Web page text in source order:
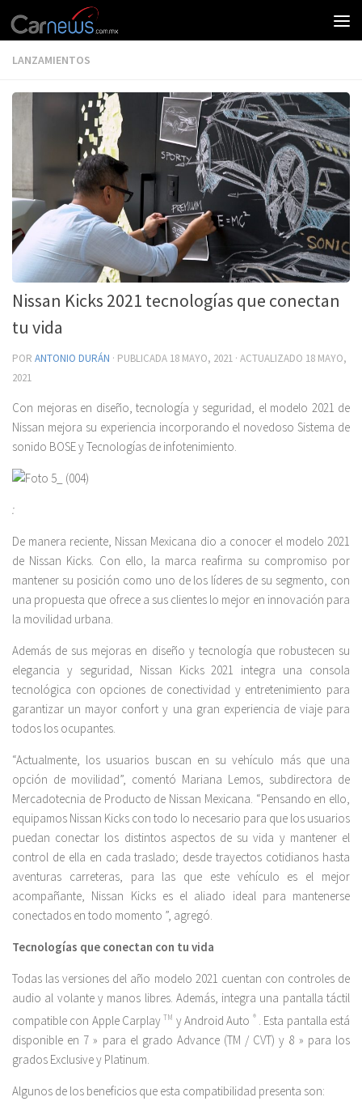
LANZAMIENTOS
Nissan Kicks 2021 tecnologías que conectan
tu vida
POR ANTONIO DURÁN · PUBLICADA 18 MAYO, 2021 · ACTUALIZADO 18 MAYO,
2021
Con mejoras en diseño, tecnología y seguridad, el modelo 2021 de
Nissan mejora su experiencia incorporando el novedoso Sistema de
sonido BOSE y Tecnologías de infotenimiento.
:
De manera reciente, Nissan Mexicana dio a conocer el modelo 2021
de Nissan Kicks. Con ello, la marca reafirma su compromiso por
mantener su posición como uno de los líderes de su segmento, con
una propuesta que ofrece a sus clientes lo mejor en innovación para
la movilidad urbana.
Además de sus mejoras en diseño y tecnología que robustecen su
elegancia y seguridad, Nissan Kicks 2021 integra una consola
tecnológica con opciones de conectividad y entretenimiento para
garantizar un mayor confort y una gran experiencia de viaje para
todos los ocupantes.
“Actualmente, los usuarios buscan en su vehículo más que una
opción de movilidad”, comentó Mariana Lemos, subdirectora de
Mercadotecnia de Producto de Nissan Mexicana. “Pensando en ello,
equipamos Nissan Kicks con todo lo necesario para que los usuarios
puedan conectar los distintos aspectos de su vida y mantener el
control de ella en cada traslado; desde trayectos cotidianos hasta
aventuras carreteras, para las que este vehículo es el mejor
acompañante, Nissan Kicks es el aliado ideal para mantenerse
conectados en todo momento ”, agregó.
Tecnologías que conectan con tu vida
Todas las versiones del año modelo 2021 cuentan con controles de
audio al volante y manos libres. Además, integra una pantalla táctil
compatible con Apple CarplayTM y Android Auto ®. Esta pantalla está
disponible en 7 » para el grado Advance (TM / CVT) y 8 » para los
grados Exclusive y Platinum.
Algunos de los beneficios que esta compatibilidad presenta son: